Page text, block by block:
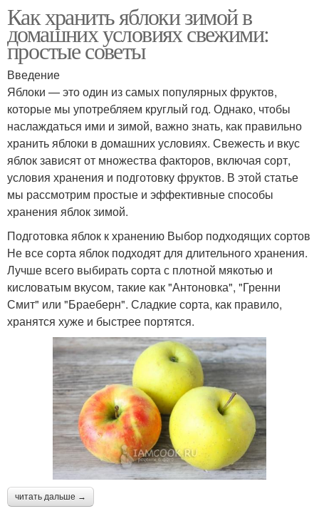
Как хранить яблоки зимой в
домашних условиях свежими:
простые советы
Введение
Яблоки — это один из самых популярных фруктов,
которые мы употребляем круглый год. Однако, чтобы
наслаждаться ими и зимой, важно знать, как правильно
хранить яблоки в домашних условиях. Свежесть и вкус
яблок зависят от множества факторов, включая сорт,
условия хранения и подготовку фруктов. В этой статье
мы рассмотрим простые и эффективные способы
хранения яблок зимой.
Подготовка яблок к хранению Выбор подходящих сортов
Не все сорта яблок подходят для длительного хранения.
Лучше всего выбирать сорта с плотной мякотью и
кисловатым вкусом, такие как "Антоновка", "Гренни
Смит" или "Браеберн". Сладкие сорта, как правило,
хранятся хуже и быстрее портятся.
читать дальше →